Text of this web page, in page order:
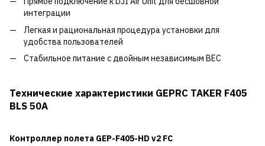
интеграции
Легкая и рациональная процедура установки для
удобства пользователей
Стабильное питание с двойным независимым BEC
Технические характеристики GEPRC TAKER F405
BLS 50A
Контроллер полета GEP-F405-HD v2 FC